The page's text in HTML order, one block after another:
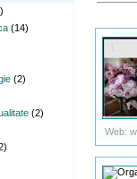
(14)
(2)
(2)
Web: